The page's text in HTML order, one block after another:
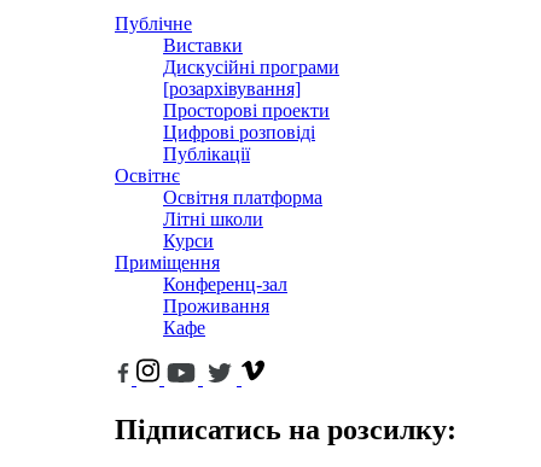
Публічне
Виставки
Дискусійні програми
[розархівування]
Просторові проекти
Цифрові розповіді
Публікації
Освітнє
Освітня платформа
Літні школи
Курси
Приміщення
Конференц-зал
Проживання
Кафе
Підписатись на розсилку: